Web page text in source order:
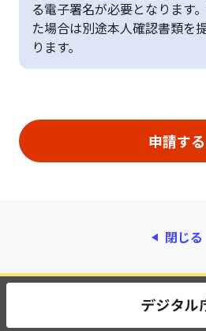
る電子署名が必要となります
た場合は別途本人確認書類を
ります。
閉じる